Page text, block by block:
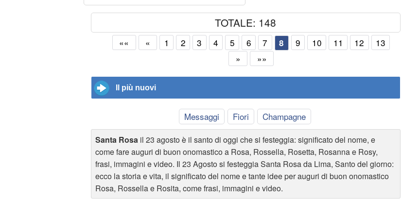
TOTALE: 148
«« « 1 2 3 4 5 6 7 8 9 10 11 12
13
»
»»
Il più nuovi
Messaggi Fiori Champagne
Santa Rosa il 23 agosto è il santo di oggi che si festeggia: significato del nome, e
come fare auguri di buon onomastico a Rosa, Rossella, Rosetta, Rosanna e Rosy,
frasi, immagini e video. Il 23 Agosto si festeggia Santa Rosa da Lima, Santo del giorno:
ecco la storia e vita, il significato del nome e tante idee per auguri di buon onomastico
Rosa, Rossella e Rosita, come frasi, immagini e video.